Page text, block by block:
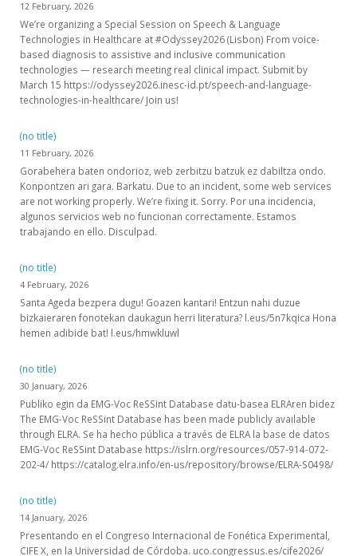
12 February, 2026
We’re organizing a Special Session on Speech & Language
Technologies in Healthcare at #Odyssey2026 (Lisbon) From voice-
based diagnosis to assistive and inclusive communication
technologies — research meeting real clinical impact. Submit by
March 15 https://odyssey2026.inesc-id.pt/speech-and-language-
technologies-in-healthcare/ Join us!
(no title)
11 February, 2026
Gorabehera baten ondorioz, web zerbitzu batzuk ez dabiltza ondo.
Konpontzen ari gara. Barkatu. Due to an incident, some web services
are not working properly. We’re fixing it. Sorry. Por una incidencia,
algunos servicios web no funcionan correctamente. Estamos
trabajando en ello. Disculpad.
(no title)
4 February, 2026
Santa Ageda bezpera dugu! Goazen kantari! Entzun nahi duzue
bizkaieraren fonotekan daukagun herri literatura? l.eus/5n7kqica Hona
hemen adibide bat! l.eus/hmwkluwl
(no title)
30 January, 2026
Publiko egin da EMG-Voc ReSSint Database datu-basea ELRAren bidez
The EMG-Voc ReSSint Database has been made publicly available
through ELRA. Se ha hecho pública a través de ELRA la base de datos
EMG-Voc ReSSint Database https://islrn.org/resources/057-914-072-
202-4/ https://catalog.elra.info/en-us/repository/browse/ELRA-S0498/
(no title)
14 January, 2026
Presentando en el Congreso Internacional de Fonética Experimental,
CIFE X, en la Universidad de Córdoba. uco.congressus.es/cife2026/